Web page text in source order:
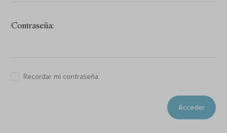
Contraseña:
Recordar mi contraseña
Acceder